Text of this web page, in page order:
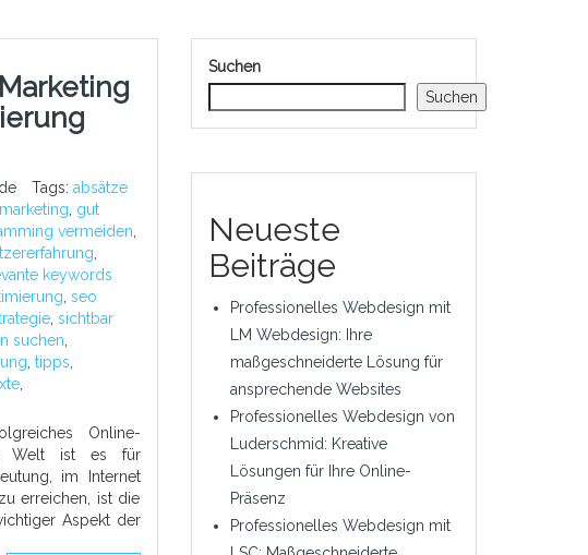
Tags: absätze
gut
vermeiden
keywords
seo
, sichtbar
suchen
tipps
,
Online-
Welt ist es für
im Internet
erreichen, ist die
Aspekt der
Suchen
Suchen
Neueste
Beiträge
Professionelles Webdesign mit
LM Webdesign: Ihre
maßgeschneiderte Lösung für
ansprechende Websites
Professionelles Webdesign von
Luderschmid: Kreative
Lösungen für Ihre Online-
Präsenz
Professionelles Webdesign mit